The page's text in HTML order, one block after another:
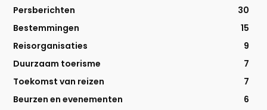
Persberichten
30
Bestemmingen
15
Reisorganisaties
9
Duurzaam toerisme
7
Toekomst van reizen
7
Beurzen en evenementen
6